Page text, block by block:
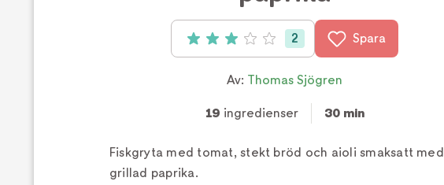
Betyg: 3 av 5 (2 röster)
2 Spara
Av: Thomas Sjögren
19 ingredienser 30 min
Fiskgryta med tomat, stekt bröd och aioli smaksatt med
grillad paprika.